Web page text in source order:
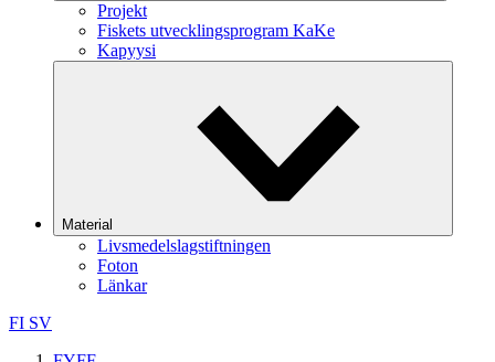
Projekt
Fiskets utvecklingsprogram KaKe
Kapyysi
Material
Livsmedelslagstiftningen
Foton
Länkar
FI SV